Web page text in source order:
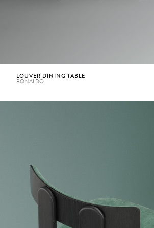
LOUVER DINING TABLE
BONALDO